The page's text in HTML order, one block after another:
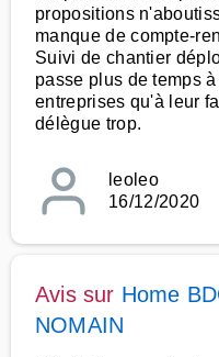
propositions
manque de compte-
Suivi de chantier
passe plus de temps
entreprises qu'à leur
délègue trop.
leoleo
16/12/2020
Avis sur Home
NOMAIN